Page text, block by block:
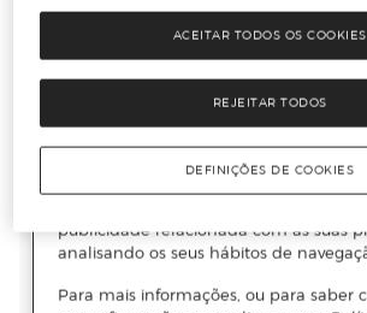
REJEITAR TODOS
ACEITAR TODOS OS COOKIES
DEFINIÇÕES DE COOKIES